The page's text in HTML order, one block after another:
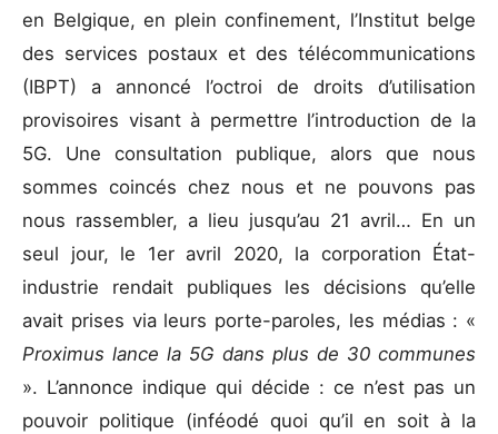
en Belgique, en plein confinement, l’Institut belge
des services postaux et des télécommunications
(IBPT) a annoncé l’octroi de droits d’utilisation
provisoires visant à permettre l’introduction de la
5G. Une consultation publique, alors que nous
sommes coincés chez nous et ne pouvons pas
nous rassembler, a lieu jusqu’au 21 avril… En un
seul jour, le 1er avril 2020, la corporation État-
industrie rendait publiques les décisions qu’elle
avait prises via leurs porte-paroles, les médias : «
Proximus lance la 5G dans plus de 30 communes
». L’annonce indique qui décide : ce n’est pas un
pouvoir politique (inféodé quoi qu’il en soit à la